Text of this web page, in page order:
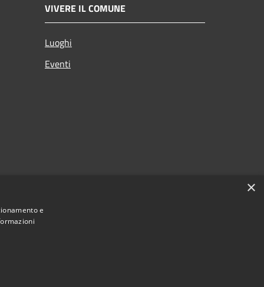
VIVERE IL COMUNE
Luoghi
Eventi
×
e